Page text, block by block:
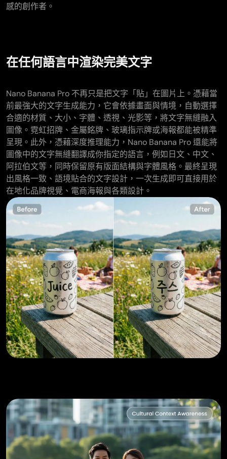
感的創作者。
在任何語言中渲染完美文字
Nano Banana Pro 不再只是把文字「貼」在圖片上。憑藉當
前最強大的文字生成能力，它會依據畫面與情境，自動選擇
合適的材質、大小、字體、透視、光影等，將文字無縫融入
圖像。霓虹招牌、金屬銘牌、玻璃指示牌或海報都能被精準
呈現。此外，憑藉深度推理能力，Nano Banana Pro 還能將
圖像中的文字無縫翻譯成你指定的語言，例如日文、中文、
阿拉伯文等，同時保留原有版面結構與字體風格。最終呈現
出風格一致、語境貼合的文字設計，一次生成即可直接用於
在地化品牌視覺、電商海報與各類設計。